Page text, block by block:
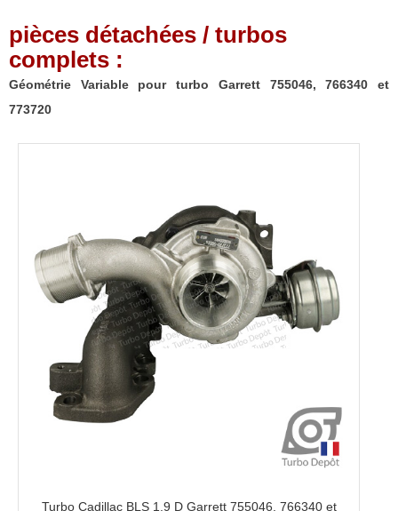
pièces détachées / turbos
complets :
Géométrie Variable pour turbo Garrett 755046, 766340 et
773720
Turbo Cadillac BLS 1.9 D Garrett 755046, 766340 et